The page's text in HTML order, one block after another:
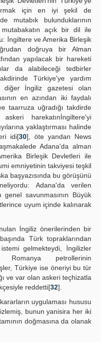
için en iyi şekil de
mutabık bulunduklarının
açık bir dil ile
İngiltere ve Amerika Birleşik
doğruya bir Alman
yapılacak bir hareketi
da alabileceği tedbirler
Türkiye'ye yardım
İngiliz gazetesi olan
en azından iki faydalı
taarruza uğradığı takdirde
harekatınİngiltere'yi
yaklaştırması halinde
idi[30], öte yandan News
Adana'da alman
Birleşik Devletleri ile
emniyetinin takviyesi teşkil
başyazısında bu görüşünü
Adana'da verilen
savunmasının Büyük
uyum içinde kalınarak
İngiliz önerilerinden bir
Türk topraklarından
gelmekteydi, İngilizler
petrollerinin
Türkiye ise öneriyi bu tür
ve var olan askeri teçhizatla
reddetti[32].
uygulaması hususu
bunun yanisira her iki
doğmasına da olanak